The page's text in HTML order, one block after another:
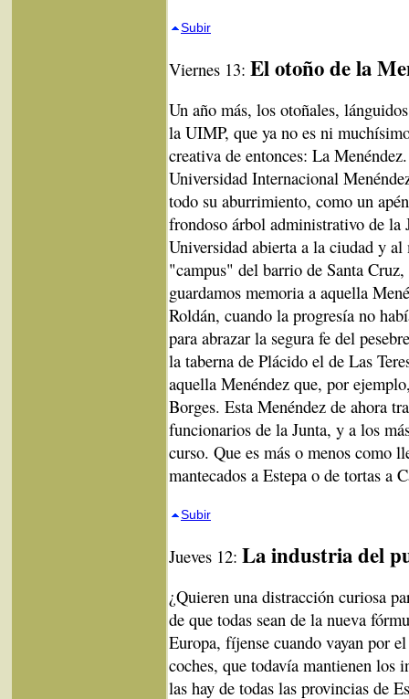
Subir
Viernes 13: El otoño de la
Un año más, los otoñales,
la UIMP, que ya no es ni
creativa de entonces: La
Universidad Internacional
todo su aburrimiento, como un
frondoso árbol administrativo de la
Universidad abierta a la ciudad y
"campus" del barrio de Santa
guardamos memoria a aquella
Roldán, cuando la progresía no
para abrazar la segura fe del
la taberna de Plácido el de Las
aquella Menéndez que, por
Borges. Esta Menéndez de ahora
funcionarios de la Junta, y a los
curso. Que es más o menos como
mantecados a Estepa o de tortas a
Subir
Jueves 12: La industria del
¿Quieren una distracción curiosa
de que todas sean de la nueva
Europa, fíjense cuando vayan por
coches, que todavía mantienen los
las hay de todas las provincias de